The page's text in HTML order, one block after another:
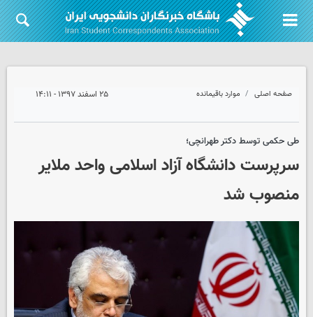
صفحه اصلی موارد باقیمانده ۲۵ اسفند ۱۳۹۷ - ۱۴:۱۱
طی حکمی توسط دکتر طهرانچی؛
سرپرست دانشگاه آزاد اسلامی واحد ملایر
منصوب شد